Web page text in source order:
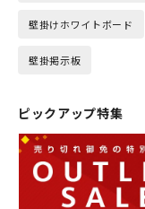
壁掛けホワイトボード
壁掛掲示板
ピックアップ特集